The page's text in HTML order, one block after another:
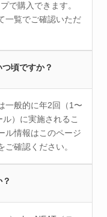
で購入できます。
一覧でご確認いただ
頃ですか？
一般的に年2回（1〜
）に実施されるこ
ル情報はこのページ
確認ください。